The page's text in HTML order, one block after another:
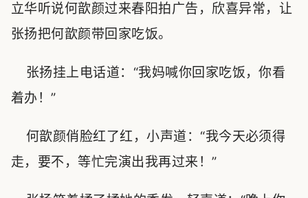
立华听说何歆颜过来春阳拍广告，欣喜异常，让
张扬把何歆颜带回家吃饭。
张扬挂上电话道：“我妈喊你回家吃饭，你看
着办！”
何歆颜俏脸红了红，小声道：“我今天必须得
走，要不，等忙完演出我再过来！”